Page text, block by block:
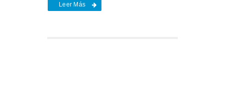
Leer Más